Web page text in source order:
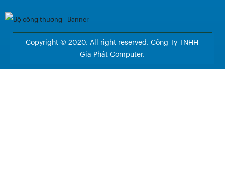
Copyright © 2020. All right reserved. Công Ty TNHH
Gia Phát Computer.